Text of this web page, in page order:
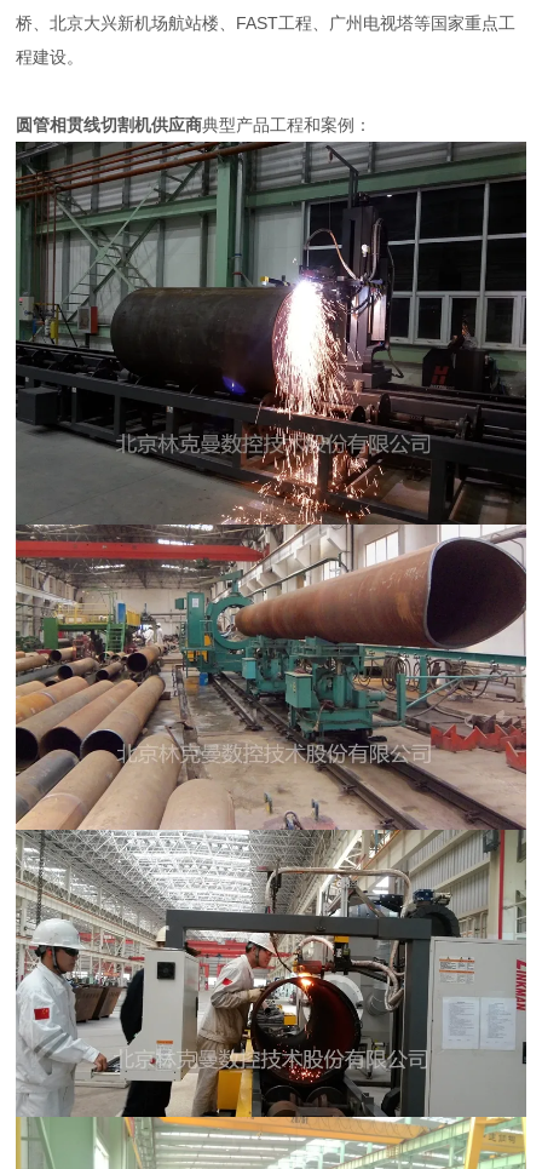
桥、北京大兴新机场航站楼、FAST工程、广州电视塔等国家重点工
程建设。
圆管相贯线切割机供应商典型产品工程和案例：